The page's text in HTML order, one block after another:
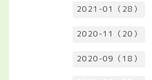
2021-01（28）
2020-11（20）
2020-09（18）